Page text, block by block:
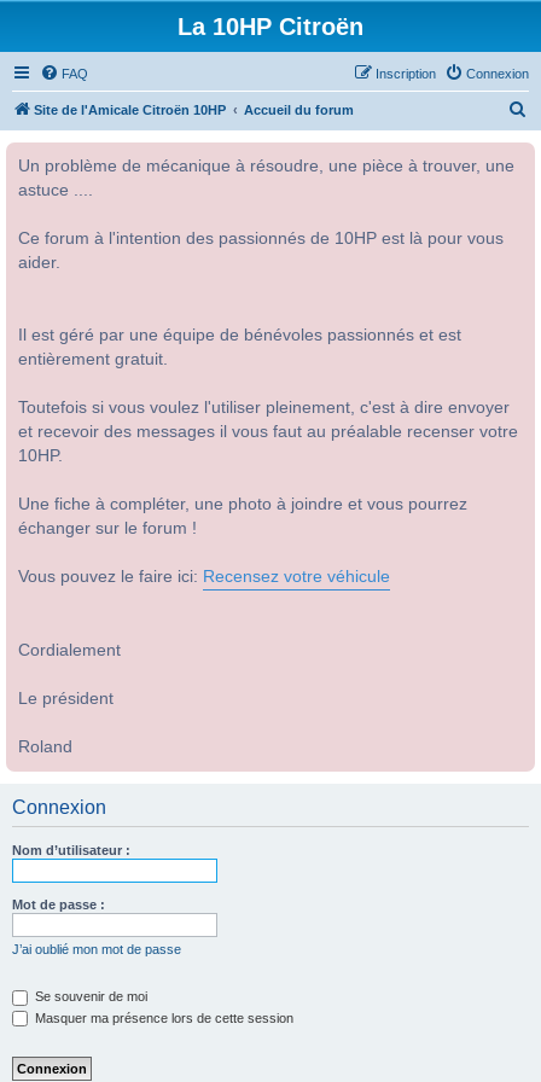
La 10HP Citroën
FAQ Connexion
Inscription
Site de l'Amicale Citroën 10HP Accueil du forum
Un problème de mécanique à résoudre, une pièce à trouver, une
astuce ....
Ce forum à l'intention des passionnés de 10HP est là pour vous
aider.
Il est géré par une équipe de bénévoles passionnés et est
entièrement gratuit.
Toutefois si vous voulez l'utiliser pleinement, c'est à dire envoyer
et recevoir des messages il vous faut au préalable recenser votre
10HP.
Une fiche à compléter, une photo à joindre et vous pourrez
échanger sur le forum !
Vous pouvez le faire ici: Recensez votre véhicule
Cordialement
Le président
Roland
Connexion
Nom d’utilisateur :
Mot de passe :
J’ai oublié mon mot de passe
Se souvenir de moi
Masquer ma présence lors de cette session